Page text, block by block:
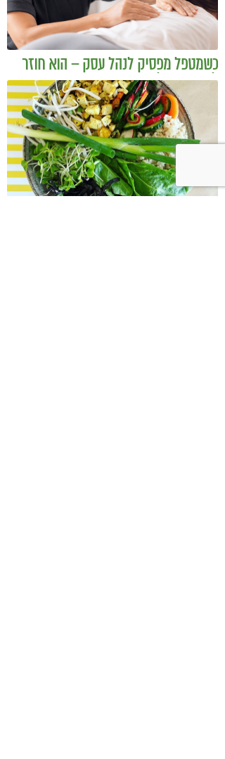
כשמטפל מפסיק לנהל עסק – הוא חוזר
להיות מטפל